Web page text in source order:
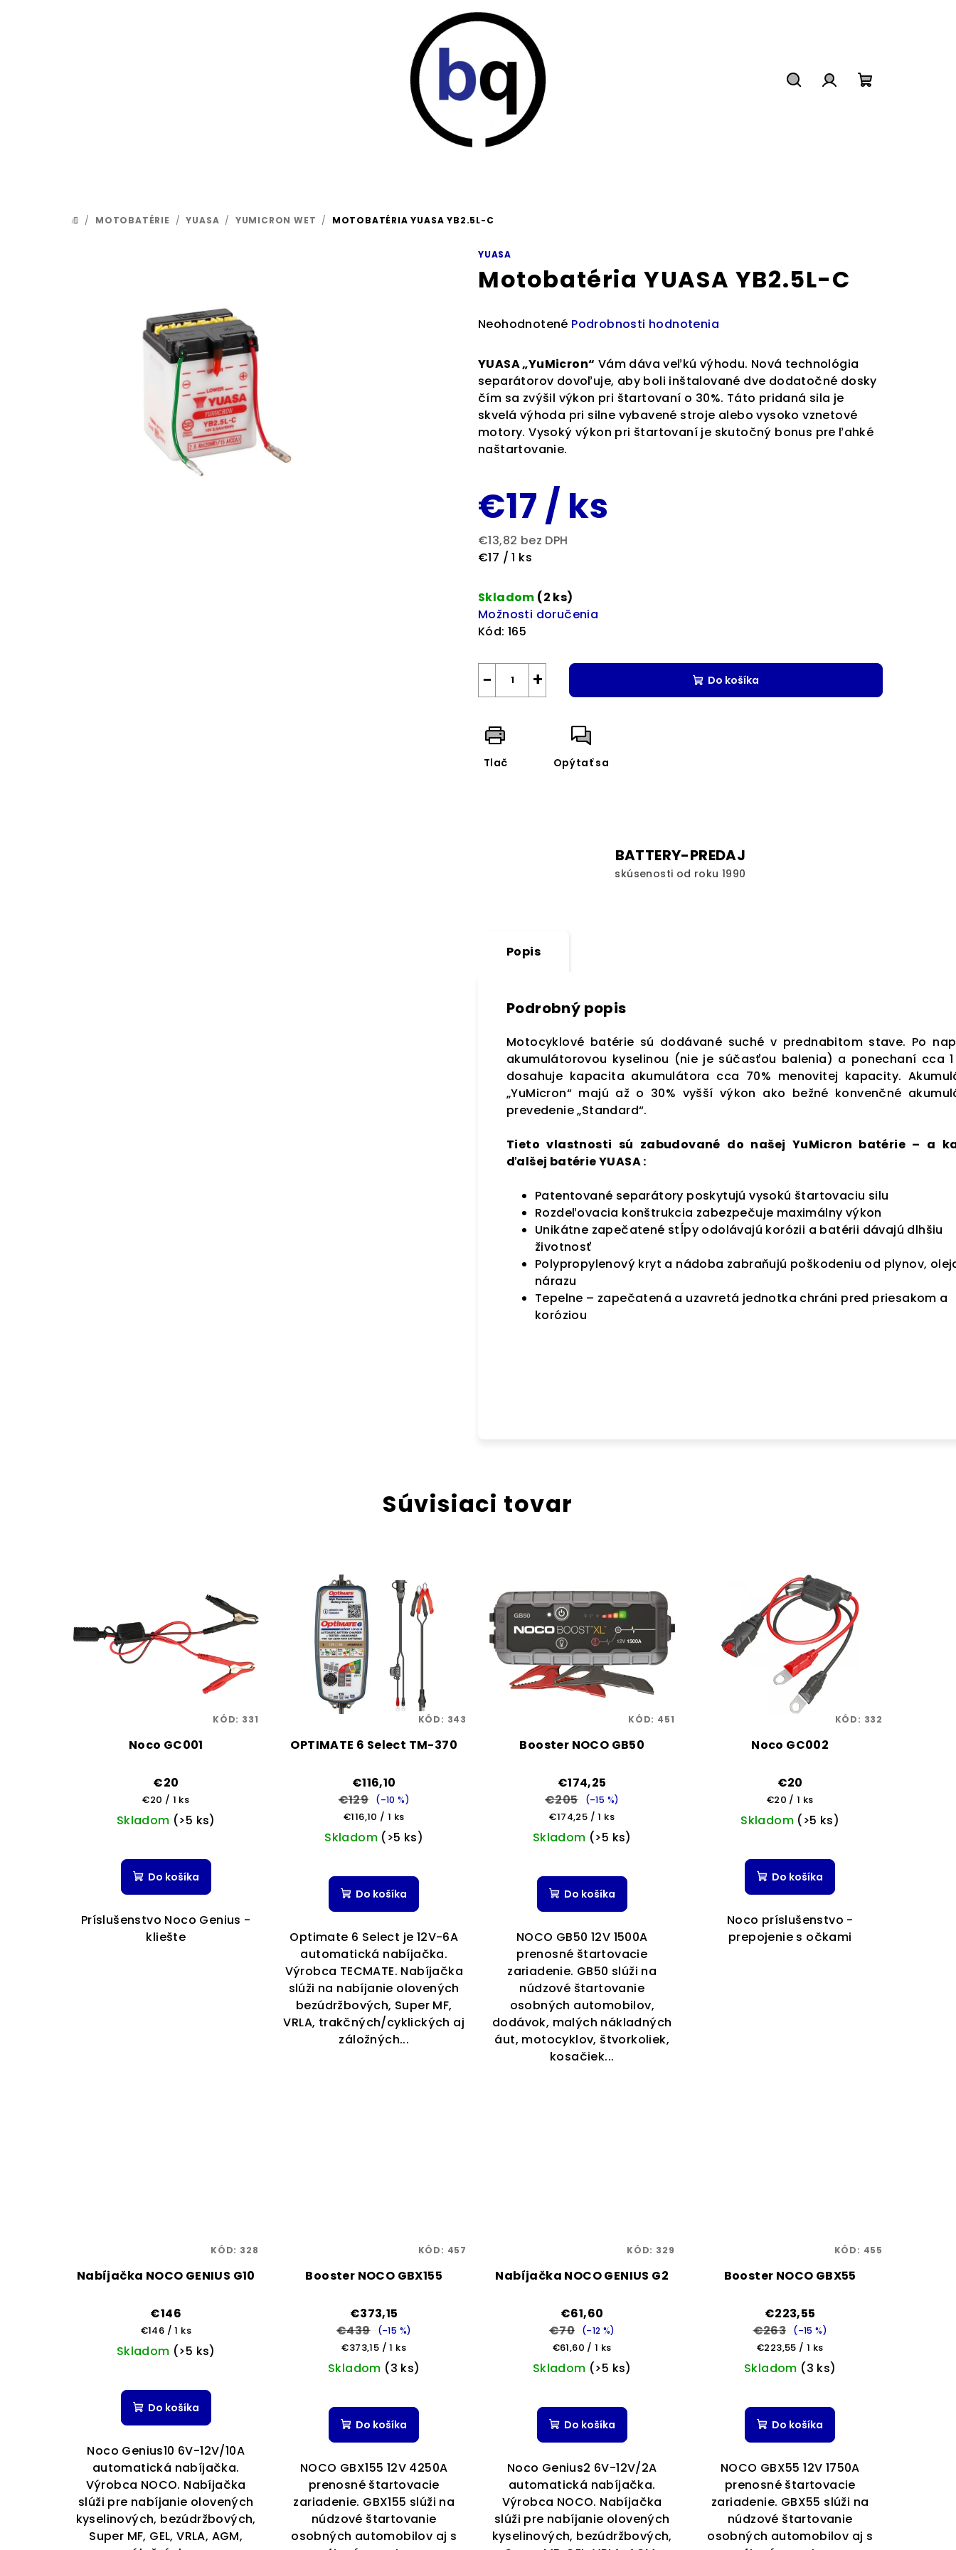
DOMOV
/ MOTOBATÉRIE / YUASA / YUMICRON WET / MOTOBATÉRIA YUASA YB2.5L-C
YUASA
Motobatéria YUASA YB2.5L-C
Priemerné
produktu
je
0,0
z
5
hviezdičiek.
Neohodnotené Podrobnosti hodnotenia
YUASA „YuMicron“ Vám dáva veľkú výhodu. Nová technológia
separátorov dovoľuje, aby boli inštalované dve dodatočné dosky
čím sa zvýšil výkon pri štartovaní o 30%. Táto pridaná sila je
skvelá výhoda pri silne vybavené stroje alebo vysoko vznetové
motory. Vysoký výkon pri štartovaní je skutočný bonus pre ľahké
naštartovanie.
€17 / ks
€13,82 bez DPH
Jednotková
€17 / 1 ks
Skladom (2 ks)
Možnosti doručenia
Kód: 165
+
− Do košíka
Tlač Opýtať sa
BATTERY-PREDAJ
skúsenosti od roku 1990
Popis
Podrobný popis
Motocyklové batérie sú dodávané suché v prednabitom stave. Po
akumulátorovou kyselinou (nie je súčasťou balenia) a ponechaní cca
dosahuje kapacita akumulátora cca 70% menovitej kapacity.
„YuMicron“ majú až o 30% vyšší výkon ako bežné konvenčné
prevedenie „Standard“.
Tieto vlastnosti sú zabudované do našej YuMicron batérie – a
ďalšej batérie YUASA :
Patentované separátory poskytujú vysokú štartovaciu silu
Rozdeľovacia konštrukcia zabezpečuje maximálny výkon
Unikátne zapečatené stĺpy odolávajú korózii a batérii dávajú dlhšiu
životnosť
Polypropylenový kryt a nádoba zabraňujú poškodeniu od plynov,
nárazu
Tepelne – zapečatená a uzavretá jednotka chráni pred priesakom a
koróziou
Súvisiaci tovar
Noco GC001
€20
Jednotková
cena:
€20 / 1 ks
Skladom (>5 ks)
Do košíka
Príslušenstvo Noco Genius -
kliešte
KÓD: 331
OPTIMATE 6 Select TM-370
€116,10
€129
(–10 %)
Jednotková
cena:
€116,10 / 1 ks
Skladom (>5 ks)
Do košíka
Optimate 6 Select je 12V-6A
automatická nabíjačka.
Výrobca TECMATE. Nabíjačka
slúži na nabíjanie olovených
bezúdržbových, Super MF,
VRLA, trakčných/cyklických aj
záložných...
KÓD: 343
Booster NOCO GB50
€174,25
€205
(–15 %)
Jednotková
cena:
€174,25 / 1 ks
Skladom (>5 ks)
hodnotenie
produktu
je
5,0
z
5
hviezdičiek.
Do košíka
NOCO GB50 12V 1500A
prenosné štartovacie
zariadenie. GB50 slúži na
núdzové štartovanie
osobných automobilov,
dodávok, malých nákladných
áut, motocyklov, štvorkoliek,
kosačiek...
KÓD: 451
Noco GC002
€20
Jednotková
cena:
€20 / 1 ks
Skladom (>5 ks)
Do košíka
Noco príslušenstvo -
prepojenie s očkami
KÓD: 332
Nabíjačka NOCO GENIUS G10
€146
Jednotková
cena:
€146 / 1 ks
Skladom (>5 ks)
Do košíka
Noco Genius10 6V-12V/10A
automatická nabíjačka.
Výrobca NOCO. Nabíjačka
slúži pre nabíjanie olovených
kyselinových, bezúdržbových,
Super MF, GEL, VRLA, AGM,
KÓD: 328
Booster NOCO GBX155
€373,15
€439
(–15 %)
Jednotková
cena:
€373,15 / 1 ks
Skladom (3 ks)
Do košíka
NOCO GBX155 12V 4250A
prenosné štartovacie
zariadenie. GBX155 slúži na
núdzové štartovanie
osobných automobilov aj s
KÓD: 457
Nabíjačka NOCO GENIUS G2
€61,60
€70
(–12 %)
Jednotková
cena:
€61,60 / 1 ks
Skladom (>5 ks)
Do košíka
Noco Genius2 6V-12V/2A
automatická nabíjačka.
Výrobca NOCO. Nabíjačka
slúži pre nabíjanie olovených
kyselinových, bezúdržbových,
KÓD: 329
Booster NOCO GBX55
€223,55
€263
(–15 %)
Jednotková
cena:
€223,55 / 1 ks
Skladom (3 ks)
hodnotenie
produktu
je
5,0
z
5
hviezdičiek.
Do košíka
NOCO GBX55 12V 1750A
prenosné štartovacie
zariadenie. GBX55 slúži na
núdzové štartovanie
osobných automobilov aj s
KÓD: 455